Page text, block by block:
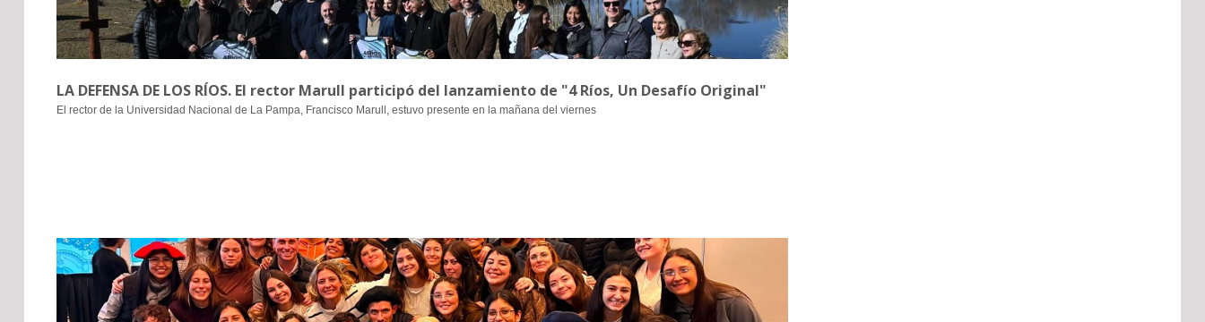
LA DEFENSA DE LOS RÍOS. El rector Marull participó del lanzamiento de "4 Ríos, Un Desafío Original"
El rector de la Universidad Nacional de La Pampa, Francisco Marull, estuvo presente en la mañana del viernes